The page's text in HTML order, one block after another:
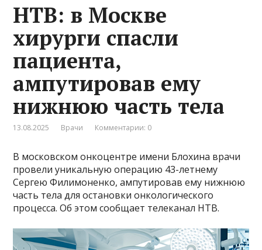
НТВ: в Москве
хирурги спасли
пациента,
ампутировав ему
нижнюю часть тела
13.08.2025 Врачи Комментарии: 0
В московском онкоцентре имени Блохина врачи
провели уникальную операцию 43-летнему
Сергею Филимоненко, ампутировав ему нижнюю
часть тела для остановки онкологического
процесса. Об этом сообщает телеканал НТВ.